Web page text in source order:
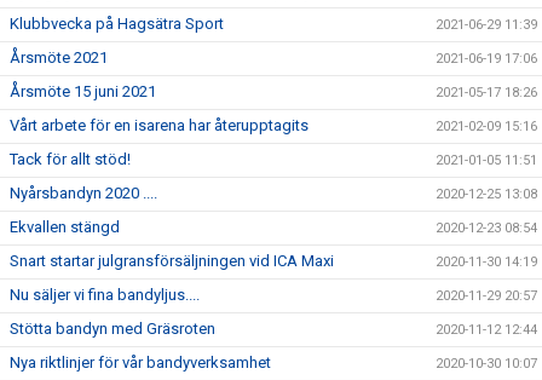
Klubbvecka på Hagsätra Sport 2021-06-29 11:39
Årsmöte 2021 2021-06-19 17:06
Årsmöte 15 juni 2021 2021-05-17 18:26
Vårt arbete för en isarena har återupptagits 2021-02-09 15:16
Tack för allt stöd! 2021-01-05 11:51
Nyårsbandyn 2020 .... 2020-12-25 13:08
Ekvallen stängd 2020-12-23 08:54
Snart startar julgransförsäljningen vid ICA Maxi 2020-11-30 14:19
Nu säljer vi fina bandyljus.... 2020-11-29 20:57
Stötta bandyn med Gräsroten 2020-11-12 12:44
Nya riktlinjer för vår bandyverksamhet 2020-10-30 10:07